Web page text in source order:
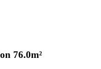
76.0m²